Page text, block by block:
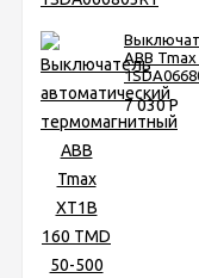
ABB
7 030Р